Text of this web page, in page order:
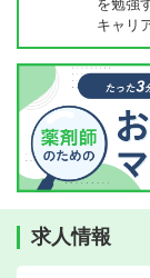
を勉強
キャリ
求人情報